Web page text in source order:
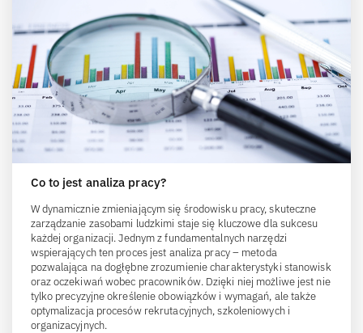
Co to jest analiza pracy?
W dynamicznie zmieniającym się środowisku pracy, skuteczne
zarządzanie zasobami ludzkimi staje się kluczowe dla sukcesu
każdej organizacji. Jednym z fundamentalnych narzędzi
wspierających ten proces jest analiza pracy – metoda
pozwalająca na dogłębne zrozumienie charakterystyki stanowisk
oraz oczekiwań wobec pracowników. Dzięki niej możliwe jest nie
tylko precyzyjne określenie obowiązków i wymagań, ale także
optymalizacja procesów rekrutacyjnych, szkoleniowych i
organizacyjnych.